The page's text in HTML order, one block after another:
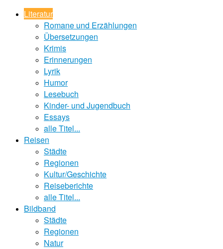
Literatur
Romane und Erzählungen
Übersetzungen
Krimis
Erinnerungen
Lyrik
Humor
Lesebuch
Kinder- und Jugendbuch
Essays
alle Titel...
Reisen
Städte
Regionen
Kultur/Geschichte
Reiseberichte
alle Titel...
Bildband
Städte
Regionen
Natur